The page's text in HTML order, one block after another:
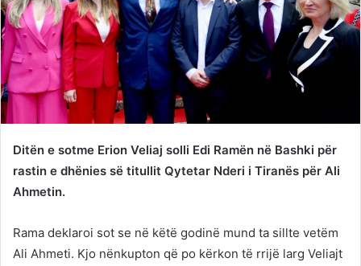
Ditën e sotme Erion Veliaj solli Edi Ramën në Bashki për
rastin e dhënies së titullit Qytetar Nderi i Tiranës për Ali
Ahmetin.
Rama deklaroi sot se në këtë godinë mund ta sillte vetëm
Ali Ahmeti. Kjo nënkupton që po kërkon të rrijë larg Veliajt